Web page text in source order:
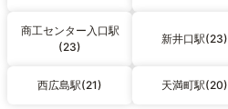
商工センター入口駅
(23)
新井口駅(23)
西広島駅(21) 天満町駅(20)